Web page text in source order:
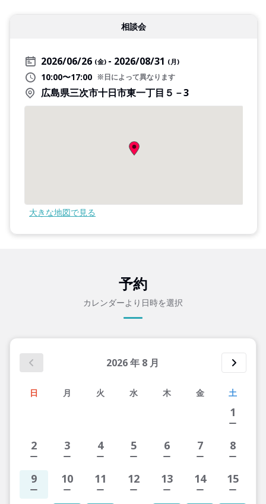
相談会
2026/06/26 (金) 2026/08/31 (月)
10:00〜17:00 ※日によって異なります
広島県三次市十日市東一丁目５－3
大きな地図で見る
予約
カレンダーより日時を選択
2026年 8 月
日 月 火 水 木 金 土
1
2 3 4 5 6 7 8
9 10 11 12 13 14 15